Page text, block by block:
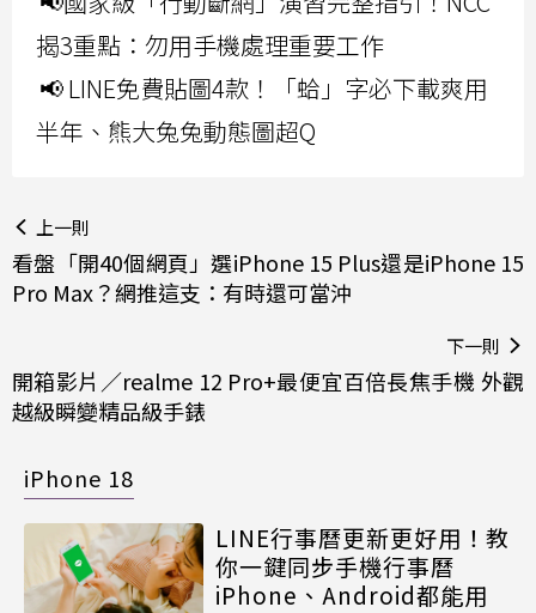
揭3重點：勿用手機處理重要工作
📢 LINE免費貼圖4款！「蛤」字必下載爽用
半年、熊大兔兔動態圖超Q
上一則
看盤「開40個網頁」選iPhone 15 Plus還是iPhone 15
Pro Max？網推這支：有時還可當沖
下一則
開箱影片／realme 12 Pro+最便宜百倍長焦手機 外觀
越級瞬變精品級手錶
iPhone 18
LINE行事曆更新更好用！教
你一鍵同步手機行事曆
iPhone、Android都能用